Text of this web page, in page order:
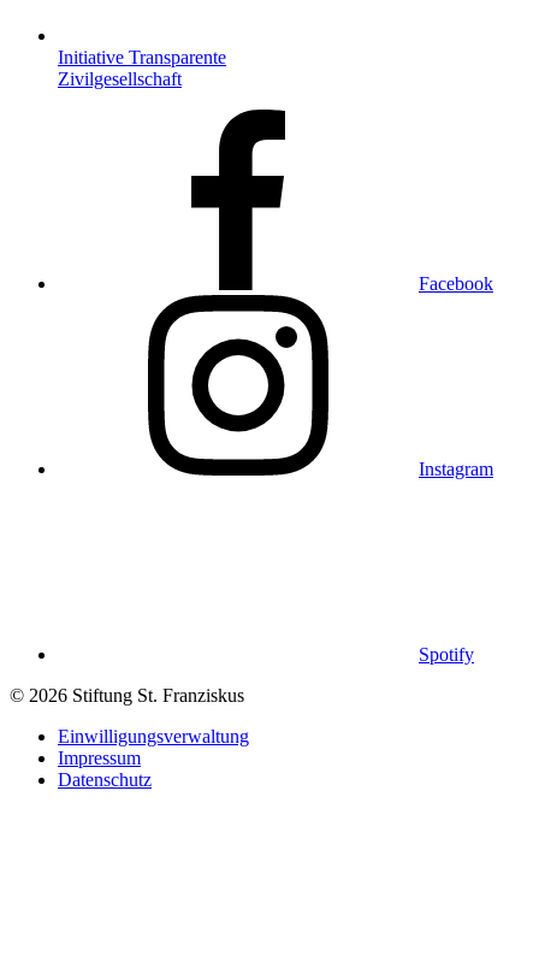
Initiative Transparente
Zivilgesellschaft
Facebook
Instagram
Spotify
© 2026 Stiftung St. Franziskus
Einwilligungsverwaltung
Impressum
Datenschutz